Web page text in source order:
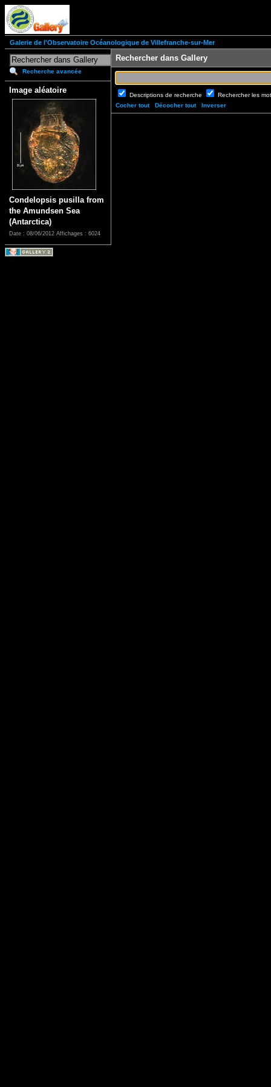
Galerie de l'Observatoire Océanologique de Villefranche-sur-Mer
Recherche avancée
Image aléatoire
Condelopsis pusilla from
the Amundsen Sea
(Antarctica)
Date : 08/06/2012 Affichages : 6024
Rechercher dans Gallery
Descriptions de recherche
Rechercher les
Cocher tout
Décocher tout Inverser